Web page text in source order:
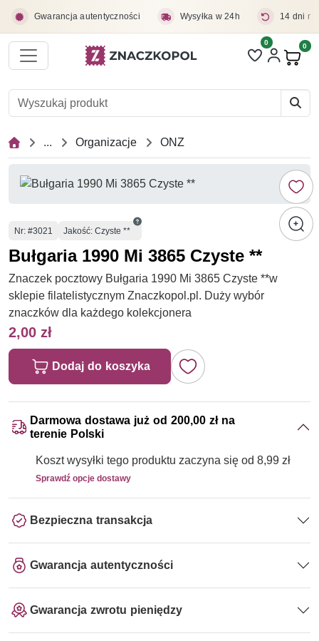
Gwarancja autentyczności Wysyłka w 24h 14 dni
Liczba pozycji
0 0
... Organizacje ONZ
Numer
Nr: #3021 Jakość: Czyste **
Bułgaria 1990 Mi 3865 Czyste **
Znaczek pocztowy Bułgaria 1990 Mi 3865 Czyste **w
sklepie filatelistycznym Znaczkopol.pl. Duży wybór
znaczków dla każdego kolekcjonera
2,00 zł
Dodaj do koszyka
Darmowa dostawa już od 200,00 zł na
terenie Polski
Koszt wysyłki tego produktu zaczyna się od 8,99 zł
Sprawdź opcje dostawy
Bezpieczna transakcja
Gwarancja autentyczności
Gwarancja zwrotu pieniędzy